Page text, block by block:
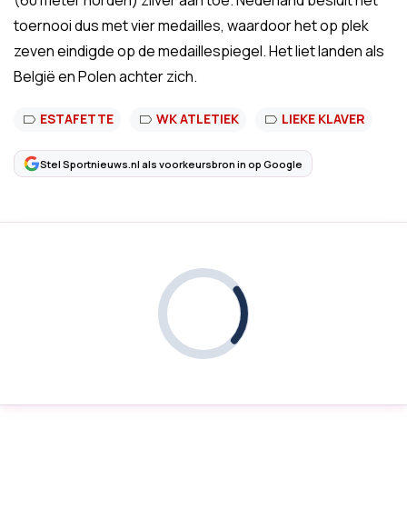
toernooi dus met vier medailles, waardoor het op plek
zeven eindigde op de medaillespiegel. Het liet landen als
België en Polen achter zich.
ESTAFETTE WK ATLETIEK LIEKE KLAVER
Stel Sportnieuws.nl als voorkeursbron in op Google